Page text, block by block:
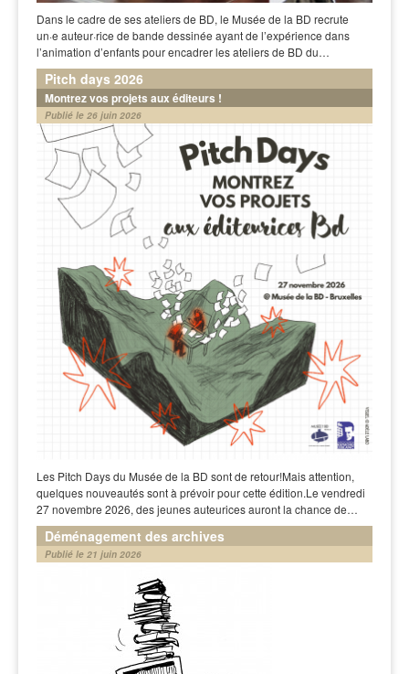
Dans le cadre de ses ateliers de BD, le Musée de la BD recrute
un·e auteur·rice de bande dessinée ayant de l’expérience dans
l’animation d’enfants pour encadrer les ateliers de BD du…
Pitch days 2026
Montrez vos projets aux éditeurs !
Publié le 26 juin 2026
Les Pitch Days du Musée de la BD sont de retour!Mais attention,
quelques nouveautés sont à prévoir pour cette édition.Le vendredi
27 novembre 2026, des jeunes auteurices auront la chance de…
Déménagement des archives
Publié le 21 juin 2026